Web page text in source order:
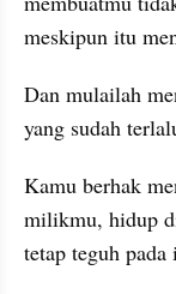
meskipun itu
Dan mulailah
yang sudah
Kamu berhak
milikmu, hidup
tetap teguh pada